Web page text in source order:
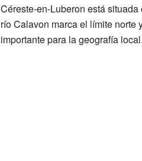
Céreste-en-Luberon está
río Calavon marca el límite norte
importante para la geografía local.